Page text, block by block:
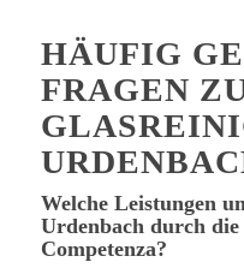
HÄUFIG
FRAGEN
Welche Leistungen
Urdenbach durch
Competenza?